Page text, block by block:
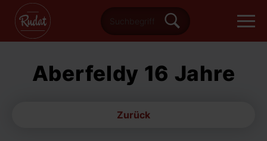
Aberfeldy 16 Jahre
Zurück